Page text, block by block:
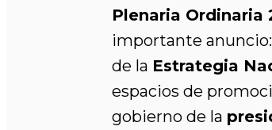
Plenaria Ordinaria
importante
de la Estrategia
espacios de
gobierno de la